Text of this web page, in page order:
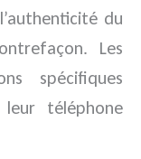
du
Les
spécifiques
leur téléphone